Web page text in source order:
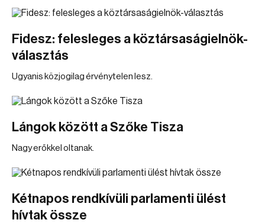
Fidesz: felesleges a köztársaságielnök-
választás
Ugyanis közjogilag érvénytelen lesz.
Lángok között a Szőke Tisza
Nagy erőkkel oltanak.
Kétnapos rendkívüli parlamenti ülést
hívtak össze